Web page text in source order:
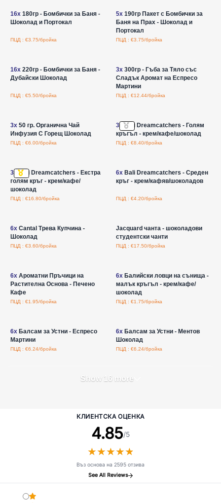
16x180гр - Бомбички за Баня -
Шоколад и Портокал
ПЦД : €3.75/бройка
5x190гр Пакет с Бомбички за
Баня на Прах - Шоколад и
Портокал
ПЦД : €3.75/бройка
16x220гр - Бомбички за Баня -
Дубайски Шоколад
ПЦД : €5.50/бройка
3x300гр - Гъба за Тяло със
Сладък Аромат на Еспресо
Мартини
ПЦД : €12.44/бройка
3x50 гр. Органична Чай
Инфузия С Горещ Шоколад
ПЦД : €6.00/бройка
3x Bali Dreamcatchers - Голям
кръгъл - крем/кафе/шоколад
ПЦД : €8.40/бройка
3x Bali Dreamcatchers - Екстра
голям кръг - крем/кафе/
шоколад
ПЦД : €16.80/бройка
6xBali Dreamcatchers - Среден
кръг - крем/кафяв/шоколадов
ПЦД : €4.20/бройка
6xCantal Трева Купчина -
Шоколад
ПЦД : €3.60/бройка
Jacquard чанта - шоколадови
студентски чанти
ПЦД : €17.50/бройка
6xАроматни Пръчици на
Растителна Основа - Печено
Кафе
ПЦД : €1.95/бройка
6xБалийски ловци на сънища -
малък кръгъл - крем/кафе/
шоколад
ПЦД : €1.75/бройка
6xБалсам за Устни - Еспресо
Мартини
ПЦД : €6.24/бройка
6xБалсам за Устни - Ментов
Шоколад
ПЦД : €6.24/бройка
Show 16 more
КЛИЕНТСКА ОЦЕНКА
4.85/5
★★★★★
★★★★★
Въз основа на 2595 отзива
See All Reviews